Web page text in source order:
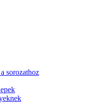
sorozathoz